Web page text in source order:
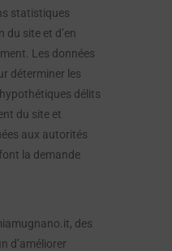
statistiques
du site et d’en
Les données
déterminer les
délits
du site et
aux autorités
la demande
des
d’améliorer